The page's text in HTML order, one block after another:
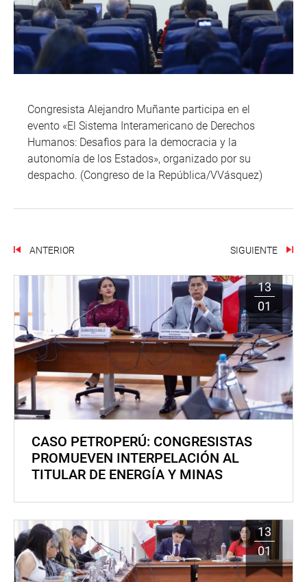
Congresista Alejandro Muñante participa en el
evento «El Sistema Interamericano de Derechos
Humanos: Desafìos para la democracia y la
autonomía de los Estados», organizado por su
despacho. (Congreso de la República/VVásquez)
ANTERIOR SIGUIENTE
13
01
CASO PETROPERÚ: CONGRESISTAS
PROMUEVEN INTERPELACIÓN AL
TITULAR DE ENERGÍA Y MINAS
13
01